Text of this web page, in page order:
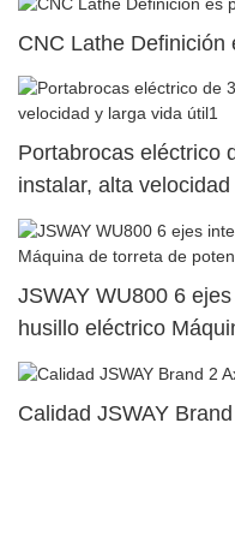
CNC Lathe Definición
Portabrocas eléctrico
instalar, alta
JSWAY WU800 6
husillo eléctrico
superior dual61
Calidad JSWAY